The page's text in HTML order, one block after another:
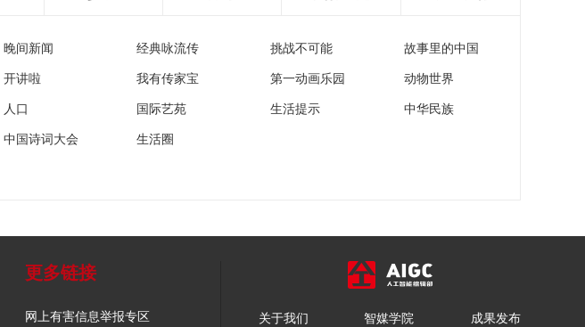
晚间新闻 经典咏流传 挑战不可能 故事里的中国
开讲啦 我有传家宝 第一动画乐园 动物世界
人口 国际艺苑 生活提示 中华民族
中国诗词大会 生活圈
更多链接
网上有害信息举报专区 关于我们 智媒学院 成果发布